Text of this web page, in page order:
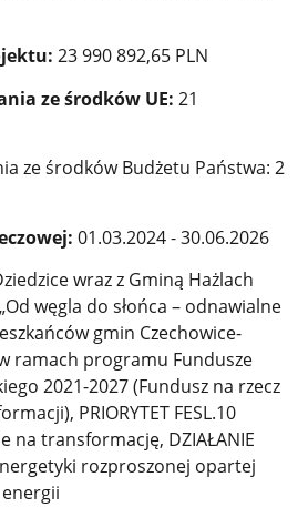
23 990 892,65 PLN
ze środków UE: 21
ze środków Budżetu Państwa: 2
01.03.2024 - 30.06.2026
wraz z Gminą Hażlach
węgla do słońca – odnawialne
gmin Czechowice-
ramach programu Fundusze
2021-2027 (Fundusz na rzecz
PRIORYTET FESL.10
na transformację, DZIAŁANIE
rozproszonej opartej